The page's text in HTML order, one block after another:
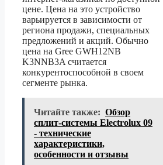
цене. Цена на это устройство
варьируется в зависимости от
региона продажи, специальных
предложений и акций. Обычно
цена на Gree GWH12NB
K3NNB3A считается
конкурентоспособной в своем
сегменте рынка.
Читайте также: Обзор
сплит-системы Electrolux 09
- технические
характеристики,
особенности и отзывы